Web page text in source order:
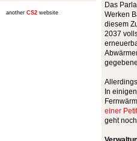
another CS2 website
Das
Werken
diesem
2037
In
einer
geht